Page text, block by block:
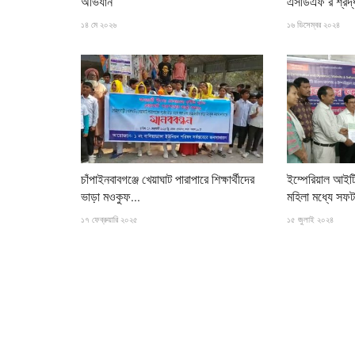
১৪ মে ২০২৬ ১৬ ডিসেম্বর ২০২৪
চাঁপাইনবাবগঞ্জে খেয়াঘাট পারাপারে শিক্ষার্থীদের
ভাড়া মওকুফ...
১৭ ফেব্রুয়ারি ২০২৫
ইম্পেরিয়াল
মহিলা মধ্যে
১৫ জুলাই ২০২৪
কীভাবে জনপ্রিয় হলেন হানিয়া আমির